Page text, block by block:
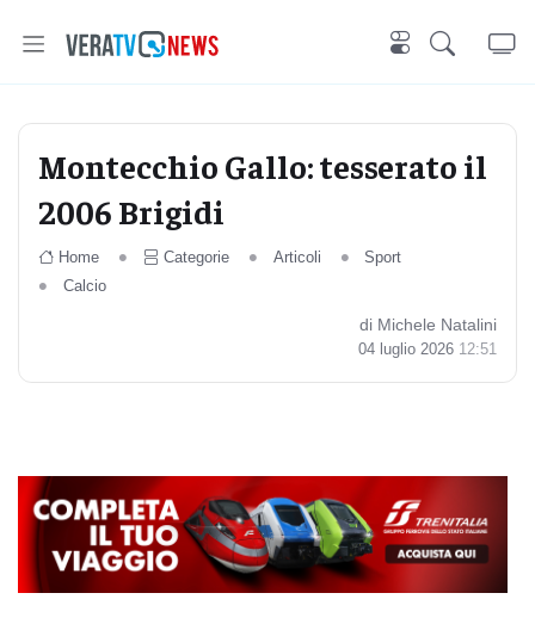
Montecchio Gallo: tesserato il
2006 Brigidi
Home Categorie Articoli
Sport
Calcio
di Michele Natalini
04 luglio 2026 12:51